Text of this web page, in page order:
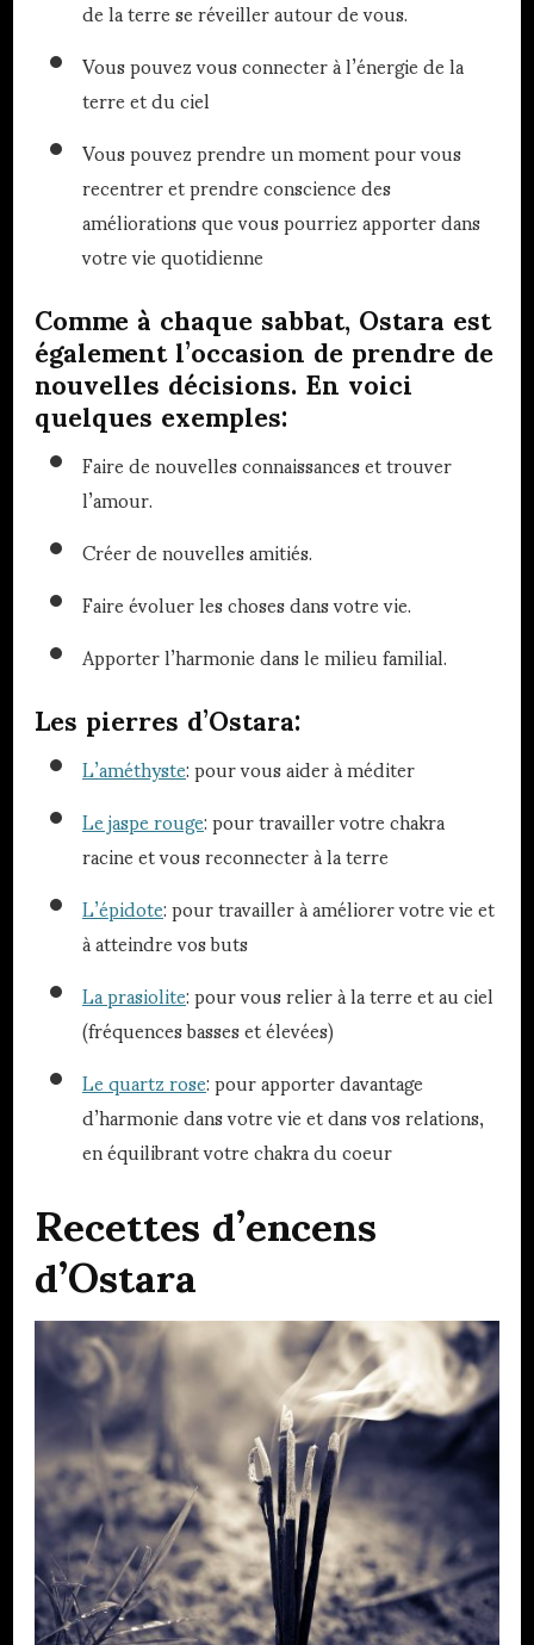
de la terre se réveiller autour de vous.
Vous pouvez vous connecter à l’énergie de la
terre et du ciel
Vous pouvez prendre un moment pour vous
recentrer et prendre conscience des
améliorations que vous pourriez apporter dans
votre vie quotidienne
Comme à chaque sabbat, Ostara est
également l’occasion de prendre de
nouvelles décisions. En voici
quelques exemples:
Faire de nouvelles connaissances et trouver
l’amour.
Créer de nouvelles amitiés.
Faire évoluer les choses dans votre vie.
Apporter l’harmonie dans le milieu familial.
Les pierres d’Ostara:
L’améthyste: pour vous aider à méditer
Le jaspe rouge: pour travailler votre chakra
racine et vous reconnecter à la terre
L’épidote: pour travailler à améliorer votre vie et
à atteindre vos buts
La prasiolite: pour vous relier à la terre et au ciel
(fréquences basses et élevées)
Le quartz rose: pour apporter davantage
d’harmonie dans votre vie et dans vos relations,
en équilibrant votre chakra du coeur
Recettes d’encens
d’Ostara